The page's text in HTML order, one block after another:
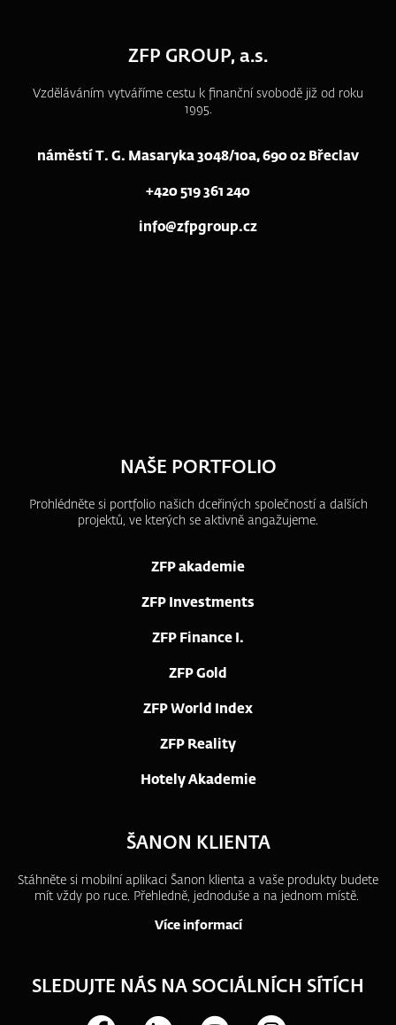
ZFP GROUP, a.s.
Vzděláváním vytváříme cestu k finanční svobodě již od roku
1995.
náměstí T. G. Masaryka 3048/10a, 690 02 Břeclav
+420 519 361 240
info@zfpgroup.cz
NAŠE PORTFOLIO
Prohlédněte si portfolio našich dceřiných společností a dalších
projektů, ve kterých se aktivně angažujeme.
ZFP akademie
ZFP Investments
ZFP Finance I.
ZFP Gold
ZFP World Index
ZFP Reality
Hotely Akademie
ŠANON KLIENTA
Stáhněte si mobilní aplikaci Šanon klienta a vaše produkty budete
mít vždy po ruce. Přehledně, jednoduše a na jednom místě.
Více informací
SLEDUJTE NÁS NA SOCIÁLNÍCH SÍTÍCH